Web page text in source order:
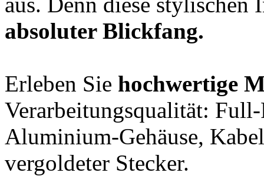
absoluter Blickfang.
Erleben Sie hochwertige
Verarbeitungsqualität:
Aluminium-Gehäuse,
vergoldeter Stecker.